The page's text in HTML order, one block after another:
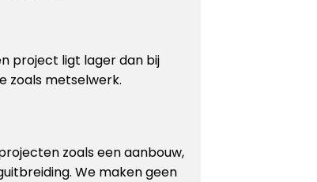
project ligt lager dan bij
zoals metselwerk.
zoals een aanbouw,
We maken geen